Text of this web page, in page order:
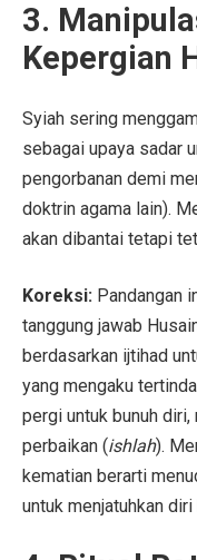
3.
Kepergian
Syiah sering
sebagai upaya sadar
pengorbanan demi
doktrin agama lain).
akan dibantai tetapi
Koreksi: Pandangan
tanggung jawab
berdasarkan ijtihad
yang mengaku
pergi untuk bunuh
perbaikan (ishlah).
kematian berarti
untuk menjatuhkan